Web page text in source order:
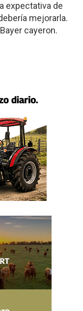
expectativa de
mejorarla.
cayeron.